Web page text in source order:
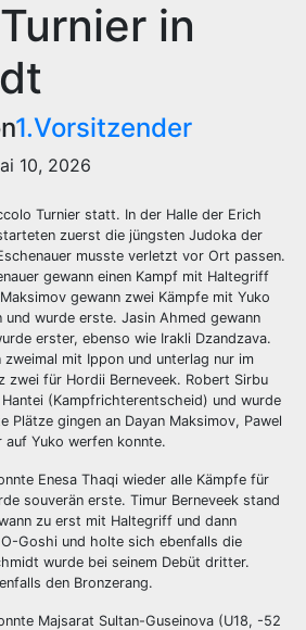
in
1.Vorsitzender
10, 2026
Turnier statt. In der Halle der Erich
zuerst die jüngsten Judoka der
musste verletzt vor Ort passen.
gewann einen Kampf mit Haltegriff
gewann zwei Kämpfe mit Yuko
und wurde erste. Jasin Ahmed gewann
erster, ebenso wie Irakli Dzandzava.
zweimal mit Ippon und unterlag nur im
zwei für Hordii Berneveek. Robert Sirbu
(Kampfrichterentscheid) und wurde
Plätze gingen an Dayan Maksimov, Pawel
auf Yuko werfen konnte.
Enesa Thaqi wieder alle Kämpfe für
souverän erste. Timur Berneveek stand
zu erst mit Haltegriff und dann
Goshi und holte sich ebenfalls die
wurde bei seinem Debüt dritter.
den Bronzerang.
Majsarat Sultan-Guseinova (U18, -52